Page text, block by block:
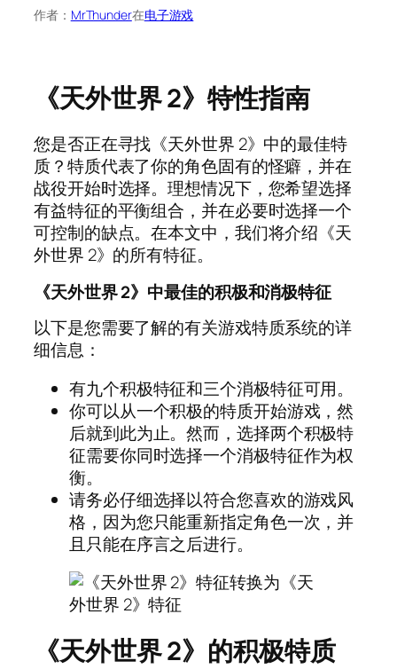
作者： MrThunder在电子游戏
《天外世界 2》特性指南
您是否正在寻找《天外世界 2》中的最佳特
质？特质代表了你的角色固有的怪癖，并在
战役开始时选择。理想情况下，您希望选择
有益特征的平衡组合，并在必要时选择一个
可控制的缺点。在本文中，我们将介绍《天
外世界 2》的所有特征。
《天外世界 2》中最佳的积极和消极特征
以下是您需要了解的有关游戏特质系统的详
细信息：
有九个积极特征和三个消极特征可用。
你可以从一个积极的特质开始游戏，然
后就到此为止。然而，选择两个积极特
征需要你同时选择一个消极特征作为权
衡。
请务必仔细选择以符合您喜欢的游戏风
格，因为您只能重新指定角色一次，并
且只能在序言之后进行。
《天外世界 2》的积极特质